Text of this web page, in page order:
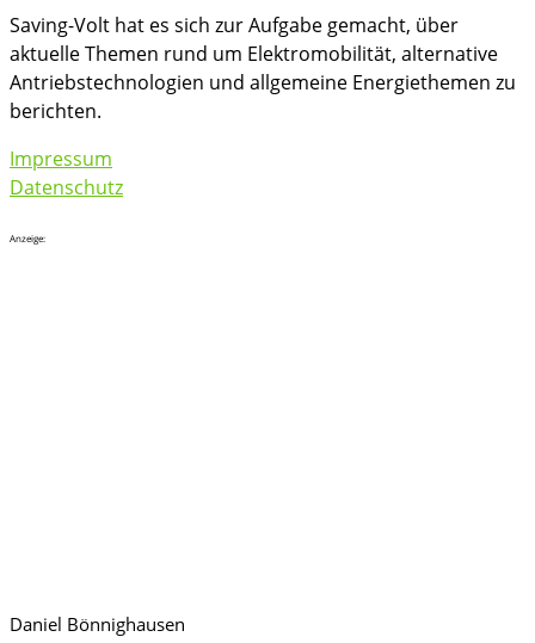
Saving-Volt hat es sich zur Aufgabe gemacht, über
aktuelle Themen rund um Elektromobilität, alternative
Antriebstechnologien und allgemeine Energiethemen zu
berichten.
Impressum
Datenschutz
Anzeige:
Daniel Bönnighausen